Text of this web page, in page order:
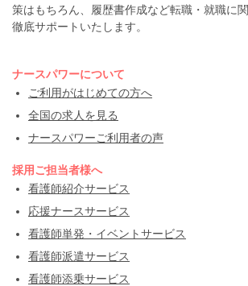
策はもちろん、履歴書作成など転職・就職に
徹底サポートいたします。
ナースパワーについて
ご利用がはじめての方へ
全国の求人を見る
ナースパワーご利用者の声
採用ご担当者様へ
看護師紹介サービス
応援ナースサービス
看護師単発・イベントサービス
看護師派遣サービス
看護師添乗サービス